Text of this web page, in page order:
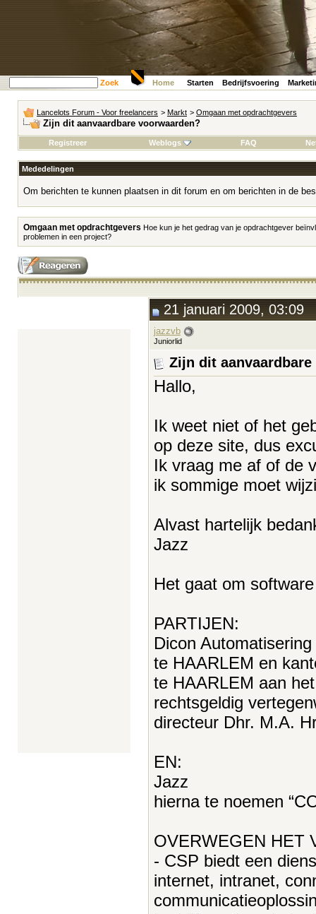
Zoek Home Starten Bedrijfsvoering
Lancelots Forum - Voor freelancers > Markt > Omgaan met opdrachtgevers
Zijn dit aanvaardbare voorwaarden?
Registreer Weblogs FAQ
Mededelingen
Om berichten te kunnen plaatsen in dit forum en om berichten in de
Omgaan met opdrachtgevers Hoe kun je het gedrag van je opdrachtgever
problemen in een project?
21 januari 2009, 03:09
jazzvb
Juniorlid
Zijn dit
Hallo,
Ik weet niet of het
op deze site, dus
Ik vraag me af of de
ik sommige moet
Alvast hartelijk
Jazz
Het gaat om
PARTIJEN:
Dicon
te HAARLEM en
te HAARLEM aan
rechtsgeldig
directeur Dhr. M.A.
EN:
Jazz
hierna te noemen
OVERWEGEN HET
- CSP biedt een
internet, intranet,